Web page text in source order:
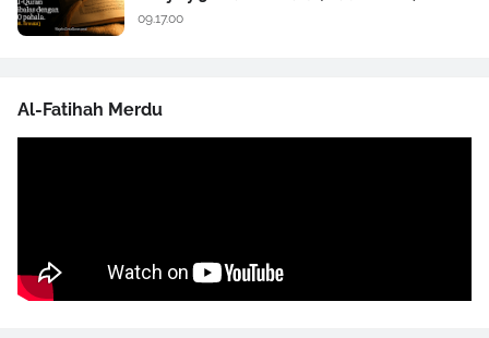
09.17.00
Al-Fatihah Merdu